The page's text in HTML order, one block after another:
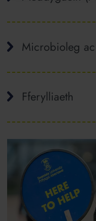
Microbioleg
Fferylliaeth